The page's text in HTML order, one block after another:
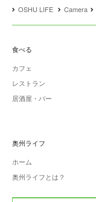
OSHU LIFE Camera
食べる
カフェ
レストラン
居酒屋・バー
奥州ライフ
ホーム
奥州ライフとは？